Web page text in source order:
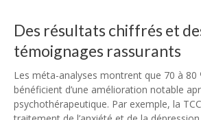
Des résultats chiffrés et
témoignages rassurants
Les méta-analyses montrent que 70 à 80
bénéficient d’une amélioration notable
psychothérapeutique. Par exemple, la